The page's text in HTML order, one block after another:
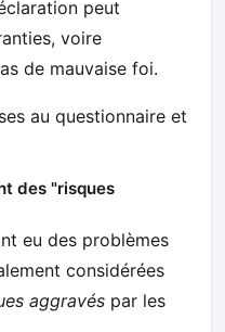
peut
voire
de mauvaise foi.
au questionnaire et
des "risques
eu des problèmes
considérées
aggravés par les